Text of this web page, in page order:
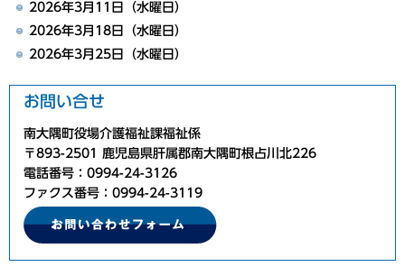
2026年3月11日（水曜日）
2026年3月18日（水曜日）
2026年3月25日（水曜日）
お問い合せ
南大隅町役場介護福祉課福祉係
〒893-2501 鹿児島県肝属郡南大隅町根占川北226
電話番号：0994-24-3126
ファクス番号：0994-24-3119